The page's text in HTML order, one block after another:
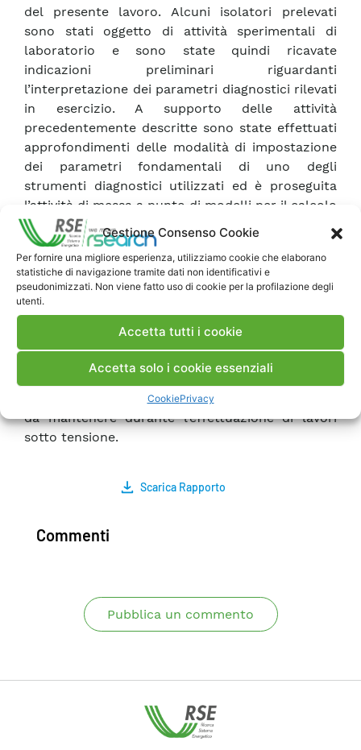
Gestione Consenso Cookie
Per fornire una migliore esperienza, utilizziamo cookie che elaborano
statistiche di navigazione tramite dati non identificativi e
pseudonimizzati. Non viene fatto uso di cookie per la profilazione degli
utenti.
Accetta tutti i cookie
Accetta solo i cookie essenziali
CookiePrivacy
del presente lavoro. Alcuni isolatori prelevati
sono stati oggetto di attività sperimentali di
laboratorio e sono state quindi ricavate
indicazioni preliminari riguardanti
l’interpretazione dei parametri diagnostici rilevati
in esercizio. A supporto delle attività
precedentemente descritte sono state effettuati
approfondimenti delle modalità di impostazione
dei parametri fondamentali di uno degli
strumenti diagnostici utilizzati ed è proseguita
l’attività di messa a punto di modelli per il calcolo
del campo elettrico lungo isolatori compositi,
utili per l’interpretazione dei rilievi da effettuarsi
con lo strumento diagnostico da utilizzare con
tecniche di manutenzione sotto tensione. I
risultati ottenuti durante il 2007 sono stati
supporto prenormativo al CT 78 del CEI in vista
del contributo italiano al ciclo di manutenzione
per la determinazione delle distanze di sicurezza
da mantenere durante l’effettuazione di lavori
sotto tensione.
Scarica Rapporto
Commenti
Pubblica un commento